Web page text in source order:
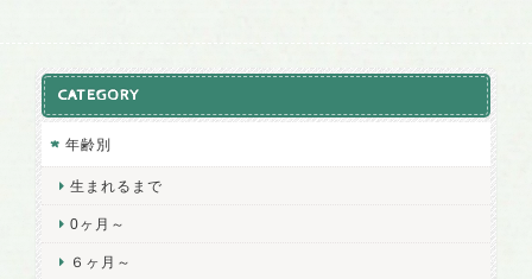
CATEGORY
年齢別
生まれるまで
0ヶ月～
６ヶ月～